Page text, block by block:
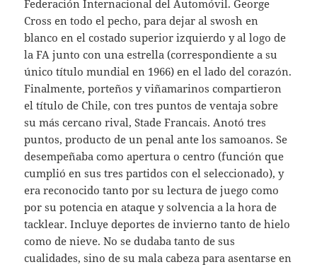
Federación Internacional del Automóvil. George
Cross en todo el pecho, para dejar al swosh en
blanco en el costado superior izquierdo y al logo de
la FA junto con una estrella (correspondiente a su
único título mundial en 1966) en el lado del corazón.
Finalmente, porteños y viñamarinos compartieron
el título de Chile, con tres puntos de ventaja sobre
su más cercano rival, Stade Francais. Anotó tres
puntos, producto de un penal ante los samoanos. Se
desempeñaba como apertura o centro (función que
cumplió en sus tres partidos con el seleccionado), y
era reconocido tanto por su lectura de juego como
por su potencia en ataque y solvencia a la hora de
tacklear. Incluye deportes de invierno tanto de hielo
como de nieve. No se dudaba tanto de sus
cualidades, sino de su mala cabeza para asentarse en